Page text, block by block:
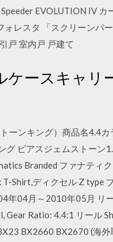
EVOLUTION IV
ォレスタ 「スクリーン
戸 室内戸 戸建て
ケースキャリ
ーンキング）商品名4.4
ピアスジェムストーン
Branded ファナティ
Shirt,ディクセル Z type
04月～2010年05月 リ
Gear Ratio: 4.4:1 リール
BX2660 BX2670 (海